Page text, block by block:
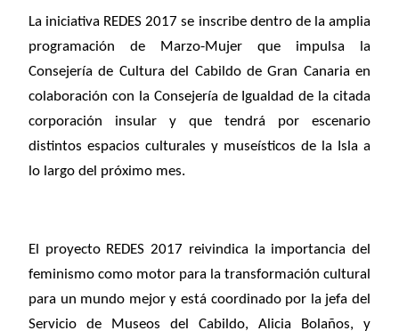
La iniciativa REDES 2017 se inscribe dentro de la amplia
programación de Marzo-Mujer que impulsa la
Consejería de Cultura del Cabildo de Gran Canaria en
colaboración con la Consejería de Igualdad de la citada
corporación insular y que tendrá por escenario
distintos espacios culturales y museísticos de la Isla a
lo largo del próximo mes.
El proyecto REDES 2017 reivindica la importancia del
feminismo como motor para la transformación cultural
para un mundo mejor y está coordinado por la jefa del
Servicio de Museos del Cabildo, Alicia Bolaños, y